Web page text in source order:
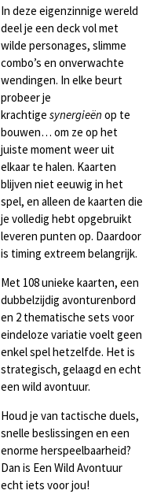
In deze eigenzinnige wereld
deel je een deck vol met
wilde personages, slimme
combo’s en onverwachte
wendingen. In elke beurt
probeer je
krachtige synergieën op te
bouwen… om ze op het
juiste moment weer uit
elkaar te halen. Kaarten
blijven niet eeuwig in het
spel, en alleen de kaarten die
je volledig hebt opgebruikt
leveren punten op. Daardoor
is timing extreem belangrijk.
Met 108 unieke kaarten, een
dubbelzijdig avonturenbord
en 2 thematische sets voor
eindeloze variatie voelt geen
enkel spel hetzelfde. Het is
strategisch, gelaagd en echt
een wild avontuur.
Houd je van tactische duels,
snelle beslissingen en een
enorme herspeelbaarheid?
Dan is Een Wild Avontuur
echt iets voor jou!